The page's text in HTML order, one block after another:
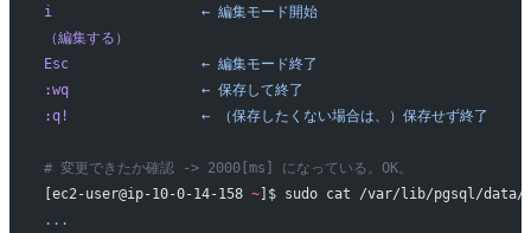
i
                  ←
編集モード開始
（編集する）
Esc
                ←
編集モード終了
:wq
                ←
保存して終了
:q!
                ←
（保存したくない場合は、）保存せず終了
# 変更できたか確認 -> 2000[ms] になっている。OK。
[ec2-user@ip-10-0-14-158 ~]$ sudo cat /var/lib/pgsql/data/
...